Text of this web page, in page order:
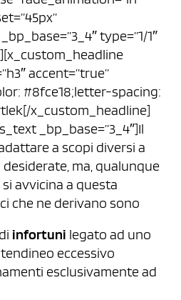
type=”1/1″
accent=”true”
#8fce18;letter-spacing:
x_custom_headline]
_bp_base=”3_4″]Il
a scopi diversi a
ma, qualunque
avvicina a questa
che ne derivano sono
infortuni legato ad uno
eccessivo
esclusivamente ad